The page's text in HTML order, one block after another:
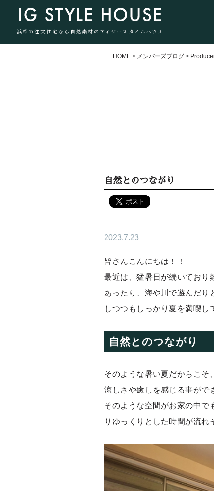
浜松の注文住宅なら自然素材のアイジースタイルハウス
HOME > メンバーズブログ >
自然とのつながり
2023.7.23
皆さんこんにちは！！
最近は、猛暑日が続いており
あったり、海や川で遊んだり
しつつもしっかり夏を満喫し
自然とのつながり
そのような暑い夏だからこそ
涼しさや癒しを感じる事がで
そのような空間がお家の中で
りゆっくりとした時間が流れ